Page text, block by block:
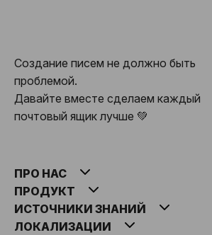
Создание писем не должно быть
проблемой.
Давайте вместе сделаем каждый
почтовый ящик лучше 💚
ПРО НАС
ПРОДУКТ
ИСТОЧНИКИ ЗНАНИЙ
ЛОКАЛИЗАЦИИ